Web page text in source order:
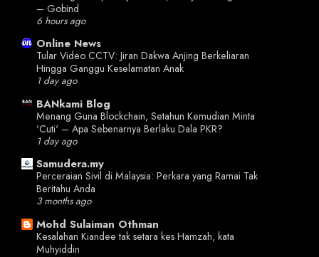
– Gobind
6 hours ago
Online News
Tular Video CCTV: Jiran Dakwa Anjing Berkeliaran
Hingga Ganggu Keselamatan Anak
1 day ago
BANkami Blog
Menang Guna Blockchain, Setahun Kemudian Minta
'Cuti' – Apa Sebenarnya Berlaku Dala PKR?
1 day ago
Samudera.my
Perceraian Sivil di Malaysia: Perkara yang Ramai Tak
Beritahu Anda
3 months ago
Mohd Sulaiman Othman
Kesalahan Kiandee tak setara kes Hamzah, kata
Muhyiddin